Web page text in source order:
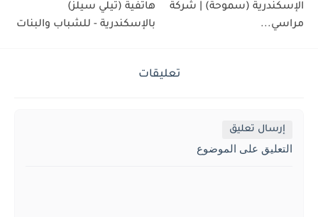
الإسكندرية (سموحة) | شركة
مراسي...
هاتفية (تيلي سيلز)
بالإسكندرية - للشباب والبنات
تعليقات
إرسال تعليق
التعليق على الموضوع